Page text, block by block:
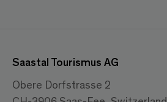
Saastal Tourismus AG
Obere Dorfstrasse 2